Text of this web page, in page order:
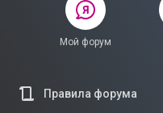
Мой форум
Правила форума